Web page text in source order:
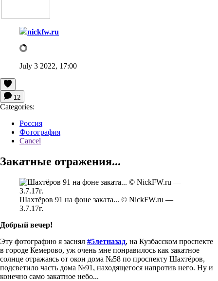
nickfw.ru
July 3 2022, 17:00
12
Categories:
Россия
Фотография
Cancel
Закатные отражения...
Шахтёров 91 на фоне заката... © NickFW.ru —
3.7.17г.
Добрый вечер!
Эту фотографию я заснял #5летназад, на Кузбасском проспекте
в городе Кемерово, уж очень мне понравилось как закатное
солнце отражаясь от окон дома №58 по проспекту Шахтёров,
подсветило часть дома №91, находящегося напротив него. Ну и
конечно само закатное небо...